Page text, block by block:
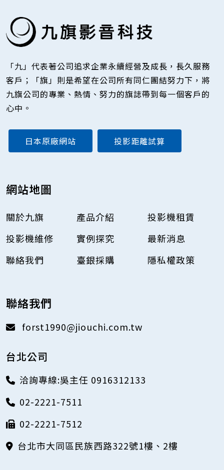
「九」代表著公司追求企業永續經營及成長，長久服務
客戶；「旗」則是希望在公司所有同仁團結努力下，將
九旗公司的專業、熱情、努力的旗誌帶到每一個客戶的
心中。
日本原廠網站 投影距離試算
網站地圖
關於九旗 產品介紹
投影機租賃
投影機維修
實例探究
最新消息
聯絡我們
臺銀採購 隱私權政策
聯絡我們
forst1990@jiouchi.com.tw
台北公司
洽詢專線:吳主任 0916312133
02-2221-7511
02-2221-7512
台北市大同區民族西路322號1樓、2樓